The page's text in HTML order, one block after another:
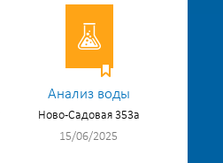
Анализ воды
Ново-Садовая 353а
15/06/2025